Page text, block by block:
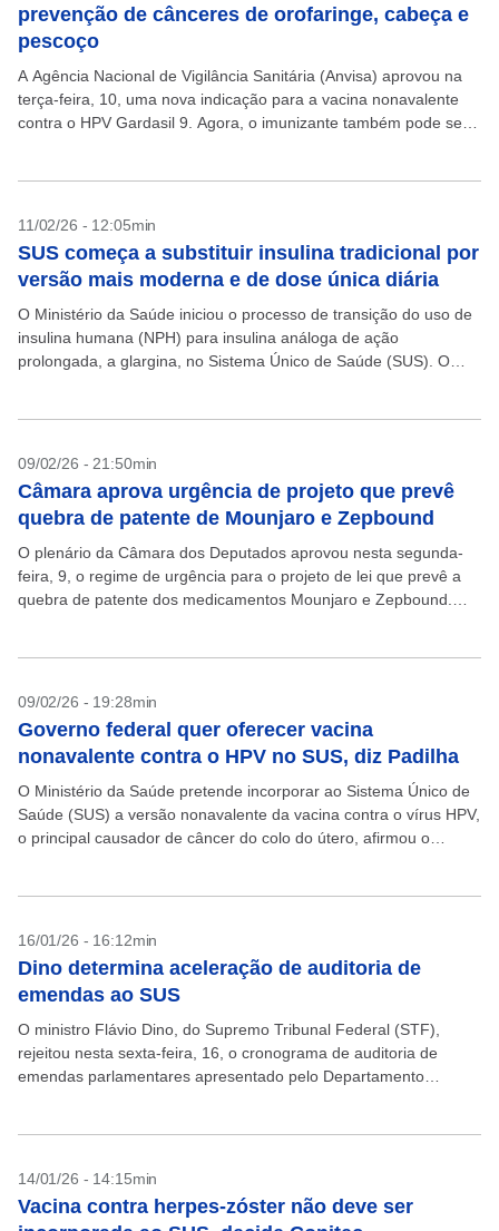
prevenção de cânceres de orofaringe, cabeça e
pescoço
A Agência Nacional de Vigilância Sanitária (Anvisa) aprovou na
terça-feira, 10, uma nova indicação para a vacina nonavalente
contra o HPV Gardasil 9. Agora, o imunizante também pode ser
11/02/26 - 12:05min
SUS começa a substituir insulina tradicional por
versão mais moderna e de dose única diária
O Ministério da Saúde iniciou o processo de transição do uso de
insulina humana (NPH) para insulina análoga de ação
prolongada, a glargina, no Sistema Único de Saúde (SUS). O
09/02/26 - 21:50min
Câmara aprova urgência de projeto que prevê
quebra de patente de Mounjaro e Zepbound
O plenário da Câmara dos Deputados aprovou nesta segunda-
feira, 9, o regime de urgência para o projeto de lei que prevê a
quebra de patente dos medicamentos Mounjaro e Zepbound.
09/02/26 - 19:28min
Governo federal quer oferecer vacina
nonavalente contra o HPV no SUS, diz Padilha
O Ministério da Saúde pretende incorporar ao Sistema Único de
Saúde (SUS) a versão nonavalente da vacina contra o vírus HPV,
o principal causador de câncer do colo do útero, afirmou o
16/01/26 - 16:12min
Dino determina aceleração de auditoria de
emendas ao SUS
O ministro Flávio Dino, do Supremo Tribunal Federal (STF),
rejeitou nesta sexta-feira, 16, o cronograma de auditoria de
emendas parlamentares apresentado pelo Departamento
14/01/26 - 14:15min
Vacina contra herpes-zóster não deve ser